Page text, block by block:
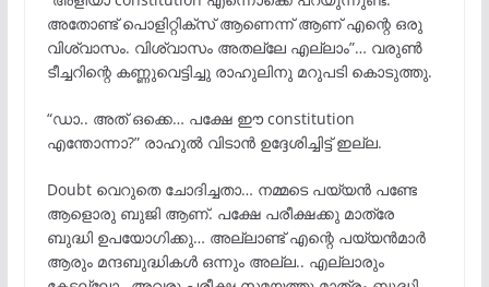
അതോണ്ട് പൊളിറ്റിക്സ് ആണെന്ന് ആണ് എന്റെ ഒരു
വിശ്വാസം. വിശ്വാസം അതല്ലേ എല്ലാം”… വരുൺ
ടീച്ചറിന്റെ കണ്ണുവെട്ടിച്ചു രാഹുലിനു മറുപടി കൊടുത്തു.
“ഡാ.. അത് ഒക്കെ… പക്ഷേ ഈ constitution
എന്തോന്നാ?” രാഹുൽ വിടാൻ ഉദ്ദേശിച്ചിട്ട് ഇല്ല.
Doubt വെറുതെ ചോദിച്ചതാ… നമ്മടെ പയ്യൻ പണ്ടേ
ആളൊരു ബുജി ആണ്. പക്ഷേ പരീക്ഷക്കു മാത്രേ
ബുദ്ധി ഉപയോഗിക്കു… അല്ലാണ്ട് എന്റെ പയ്യൻമാർ
ആരും മന്ദബുദ്ധികൾ ഒന്നും അല്ല.. എല്ലാരും